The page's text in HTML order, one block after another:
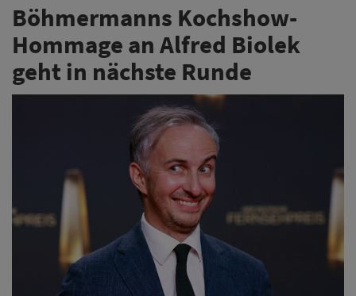
Böhmermanns Kochshow-
Hommage an Alfred Biolek
geht in nächste Runde